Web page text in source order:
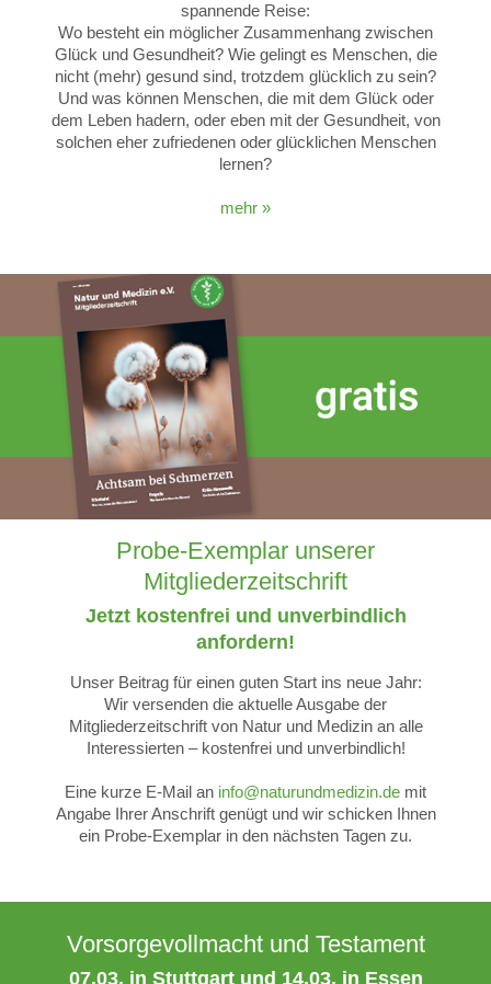
spannende Reise:
Wo besteht ein möglicher Zusammenhang zwischen
Glück und Gesundheit? Wie gelingt es Menschen, die
nicht (mehr) gesund sind, trotzdem glücklich zu sein?
Und was können Menschen, die mit dem Glück oder
dem Leben hadern, oder eben mit der Gesundheit, von
solchen eher zufriedenen oder glücklichen Menschen
lernen?
mehr »
Probe-Exemplar unserer
Mitgliederzeitschrift
Jetzt kostenfrei und unverbindlich
anfordern!
Unser Beitrag für einen guten Start ins neue Jahr:
Wir versenden die aktuelle Ausgabe der
Mitgliederzeitschrift von Natur und Medizin an alle
Interessierten – kostenfrei und unverbindlich!
Eine kurze E-Mail an info@naturundmedizin.de mit
Angabe Ihrer Anschrift genügt und wir schicken Ihnen
ein Probe-Exemplar in den nächsten Tagen zu.
Vorsorgevollmacht und Testament
07.03. in Stuttgart und 14.03. in Essen